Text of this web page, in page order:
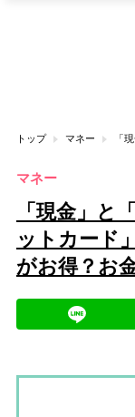
トップ マネー
マネー
「現金」と
ットカード
がお得？お